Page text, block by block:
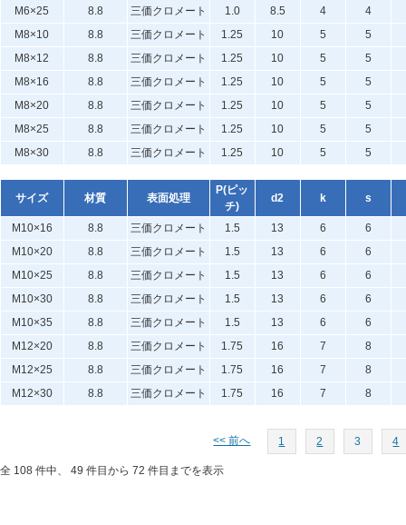
M6×25 8.8 三価クロメート 1.0 8.5 4
4
M8×10
8.8 三価クロメート 1.25 10 5
5
M8×12
8.8 三価クロメート 1.25 10 5
5
M8×16
8.8 三価クロメート 1.25 10 5
5
M8×20
8.8 三価クロメート 1.25 10 5
5
M8×25
8.8 三価クロメート 1.25 10 5
5
M8×30
8.8 三価クロメート 1.25 10 5 5
サイズ 材質 表面処理
P(ピッ
チ)
d2 k s
M10×16 8.8 三価クロメート 1.5 13 6
6
M10×20
8.8 三価クロメート 1.5 13 6
6
M10×25
8.8 三価クロメート 1.5 13 6
6
M10×30
8.8 三価クロメート 1.5 13 6
6
M10×35
8.8 三価クロメート 1.5 13 6
6
M12×20
8.8 三価クロメート 1.75 16 7
8
M12×25
8.8 三価クロメート 1.75 16 7
8
M12×30
8.8 三価クロメート 1.75 16 7 8
<< 前へ 1 2 3 4
全 108 件中、 49 件目から 72 件目までを表示